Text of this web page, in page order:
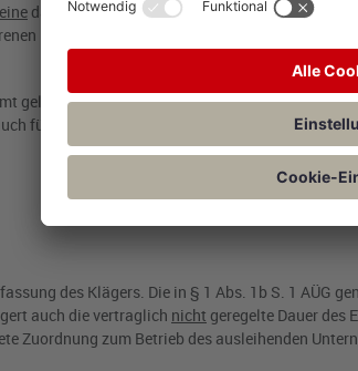
dauerhafte Zuordnung vor, da die
Kilometer zwischen Wohnung und erster
geltend, dass von der Rechtsprechung nicht
für das Steuerrecht bindend ist.
des Klägers. Die in § 1 Abs. 1b S. 1 AÜG
auch die vertraglich nicht geregelte Dauer des
Zuordnung zum Betrieb des ausleihenden